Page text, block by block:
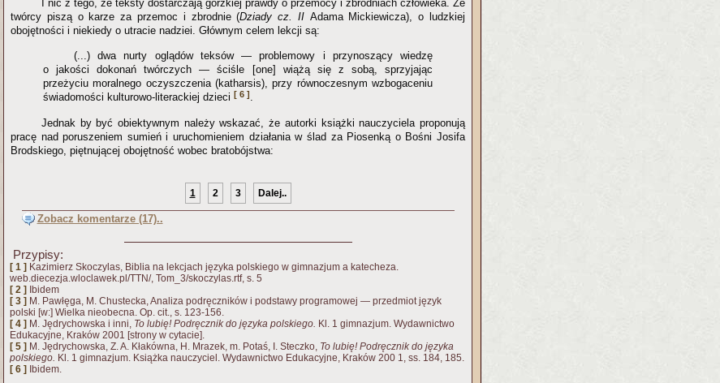
I nic z tego, że teksty dostarczają gorzkiej prawdy o przemocy i zbrodniach człowieka. Że
twórcy piszą o karze za przemoc i zbrodnie (Dziady cz. II Adama Mickiewicza), o ludzkiej
obojętności i niekiedy o utracie nadziei. Głównym celem lekcji są:
(...) dwa nurty oglądów teksów — problemowy i przynoszący wiedzę
o jakości dokonań twórczych — ściśle [one] wiążą się z sobą, sprzyjając
przeżyciu moralnego oczyszczenia (katharsis), przy równoczesnym wzbogaceniu
świadomości kulturowo-literackiej dzieci [ 6 ]
Jednak by być obiektywnym należy wskazać, że autorki książki nauczyciela proponują
pracę nad poruszeniem sumień i uruchomieniem działania w ślad za Piosenką o Bośni Josifa
Brodskiego, piętnującej obojętność wobec bratobójstwa:
1 2 3 Dalej..
Zobacz komentarze (17)..
Przypisy:
[ 1 ] Kazimierz Skoczylas, Biblia na lekcjach języka polskiego w gimnazjum a katecheza.
web.diecezja.wloclawek.pl/TTN/, Tom_3/skoczylas.rtf, s. 5
[ 2 ] Ibidem
[ 3 ] M. Pawłęga, M. Chustecka, Analiza podręczników i podstawy programowej — przedmiot język
polski [w:] Wielka nieobecna. Op. cit., s. 123-156.
[ 4 ] M. Jędrychowska i inni, To lubię! Podręcznik do języka polskiego. Kl. 1 gimnazjum. Wydawnictwo
Edukacyjne, Kraków 2001 [strony w cytacie].
[ 5 ] M. Jędrychowska, Z. A. Kłakówna, H. Mrazek, m. Potaś, I. Steczko, To lubię! Podręcznik do języka
polskiego. Kl. 1 gimnazjum. Książka nauczyciel. Wydawnictwo Edukacyjne, Kraków 200 1, ss. 184, 185.
[ 6 ] Ibidem.